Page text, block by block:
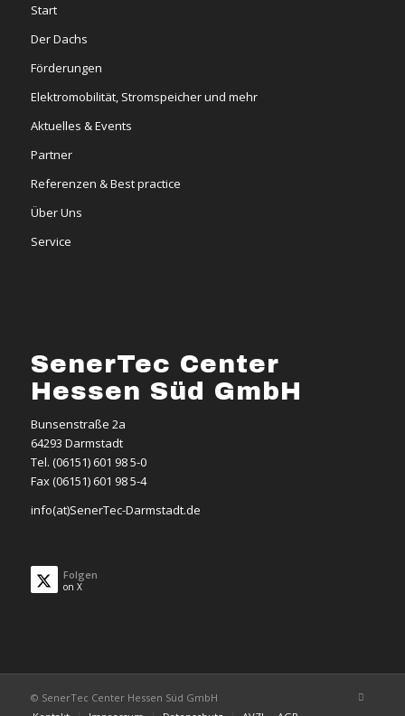
Start
Der Dachs
Förderungen
Elektromobilität, Stromspeicher und mehr
Aktuelles & Events
Partner
Referenzen & Best practice
Über Uns
Service
SenerTec Center
Hessen Süd GmbH
Bunsenstraße 2a
64293 Darmstadt
Tel. (06151) 601 98 5-0
Fax (06151) 601 98 5-4
info(at)SenerTec-Darmstadt.de
Folgen
on X
© SenerTec Center Hessen Süd GmbH